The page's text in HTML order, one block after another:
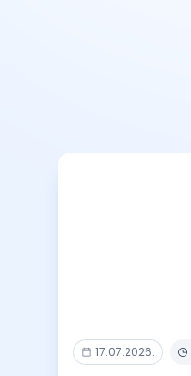
17.07.2026.